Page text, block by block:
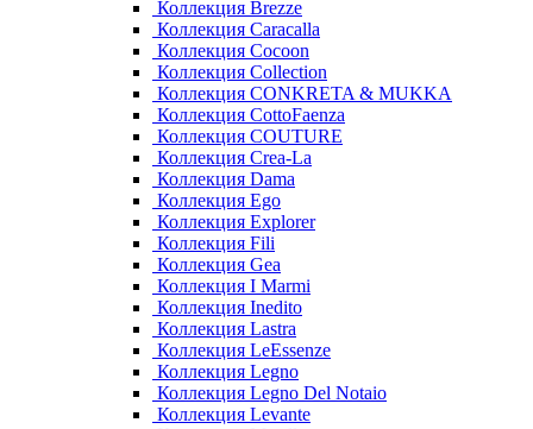
Коллекция Brezze
Коллекция Caracalla
Коллекция Cocoon
Коллекция Collection
Коллекция CONKRETA & MUKKA
Коллекция CottoFaenza
Коллекция COUTURE
Коллекция Crea-La
Коллекция Dama
Коллекция Ego
Коллекция Explorer
Коллекция Fili
Коллекция Gea
Коллекция I Marmi
Коллекция Inedito
Коллекция Lastra
Коллекция LeEssenze
Коллекция Legno
Коллекция Legno Del Notaio
Коллекция Levante